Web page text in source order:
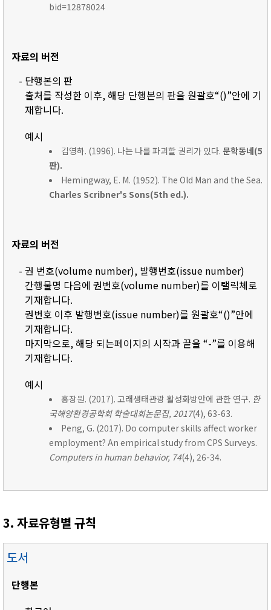
bid=12878024
자료의 버전
- 단행본의 판
출처를 작성한 이후, 해당 단행본의 판을 원괄호“()”안에 기
재합니다.
예시
김영하. (1996). 나는 나를 파괴할 권리가 있다. 문학동네(5
판).
Hemingway, E. M. (1952). The Old Man and the Sea.
Charles Scribner's Sons(5th ed.).
자료의 버전
- 권 번호(volume number), 발행번호(issue number)
간행물명 다음에 권번호(volume number)를 이탤릭체로
기재합니다.
권번호 이후 발행번호(issue number)를 원괄호“()”안에
기재합니다.
마지막으로, 해당 되는페이지의 시작과 끝을 “-”를 이용해
기재합니다.
예시
홍장원. (2017). 고래생태관광 활성화방안에 관한 연구. 한
국해양환경공학회 학술대회논문집, 2017(4), 63-63.
Peng, G. (2017). Do computer skills affect worker
employment? An empirical study from CPS Surveys.
Computers in human behavior, 74(4), 26-34.
3. 자료유형별 규칙
도서
단행본